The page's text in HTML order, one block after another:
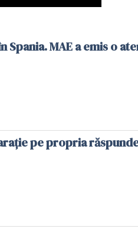
Spania. MAE a emis o
pe propria